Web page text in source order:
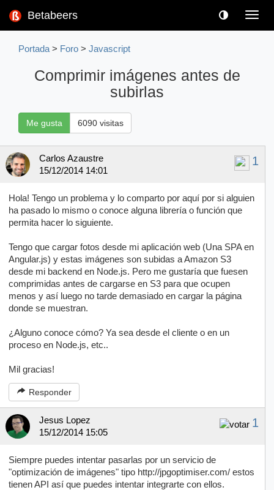
Betabeers
Portada > Foro > Javascript
Comprimir imágenes antes de
subirlas
Me gusta 6090 visitas
1
Carlos Azaustre
15/12/2014 14:01
Hola! Tengo un problema y lo comparto por aquí por si alguien
ha pasado lo mismo o conoce alguna librería o función que
permita hacer lo siguiente.
Tengo que cargar fotos desde mi aplicación web (Una SPA en
Angular.js) y estas imágenes son subidas a Amazon S3
desde mi backend en Node.js. Pero me gustaría que fuesen
comprimidas antes de cargarse en S3 para que ocupen
menos y así luego no tarde demasiado en cargar la página
donde se muestran.
¿Alguno conoce cómo? Ya sea desde el cliente o en un
proceso en Node.js, etc..
Mil gracias!
Responder
1
Jesus Lopez
15/12/2014 15:05
Siempre puedes intentar pasarlas por un servicio de
"optimización de imágenes" tipo http://jpgoptimiser.com/ estos
tienen API así que puedes intentar integrarte con ellos.